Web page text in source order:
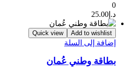
0
د.إ 25.00
Add to wishlist
Quick view
إضافة إلى السلة
بطاقة وطني عُمان